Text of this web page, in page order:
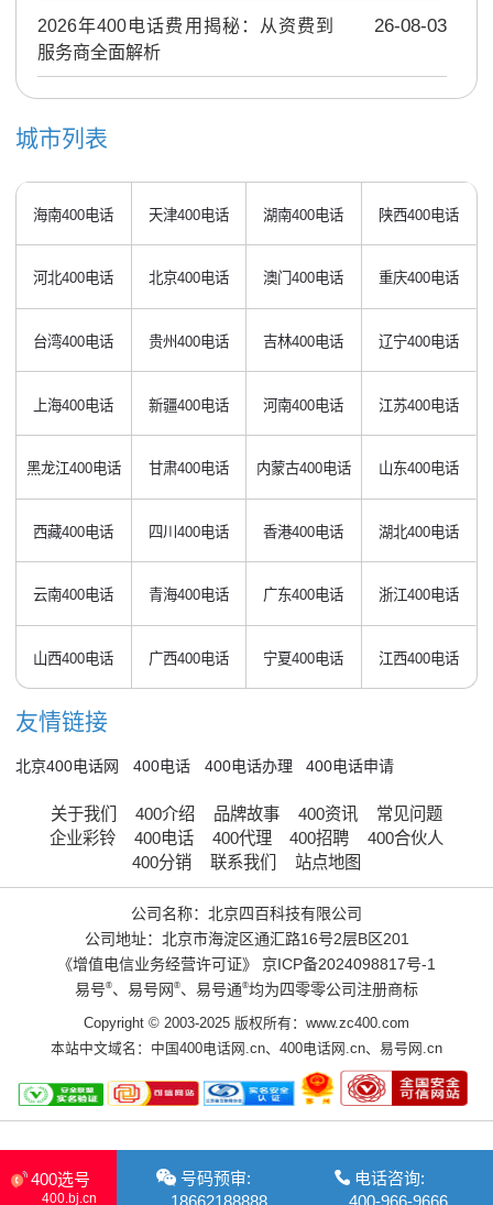
2026年400电话费用揭秘：从资费到
服务商全面解析
26-08-03
城市列表
海南400电话 天津400电话 湖南400电话 陕西400电话
河北400电话 北京400电话 澳门400电话 重庆400电话
台湾400电话 贵州400电话 吉林400电话 辽宁400电话
上海400电话 新疆400电话 河南400电话 江苏400电话
黑龙江400电话 甘肃400电话 内蒙古400电话 山东400电话
西藏400电话 四川400电话 香港400电话 湖北400电话
云南400电话 青海400电话 广东400电话 浙江400电话
山西400电话 广西400电话 宁夏400电话 江西400电话
友情链接
北京400电话网 400电话 400电话办理 400电话申请
关于我们 400介绍 品牌故事 400资讯
常见问题
企业彩铃
400电话 400代理 400招聘
400合伙人
400分销
联系我们 站点地图
公司名称：北京四百科技有限公司
公司地址：北京市海淀区通汇路16号2层B区201
《增值电信业务经营许可证》
京ICP备2024098817号-1
易号®、易号网 ®、易号通®均为四零零公司注册商标
Copyright © 2003-2025 版权所有：www.zc400.com
本站中文域名： 中国400电话网.cn、 400电话网.cn、 易号网.cn
400选号
400.bj.cn
号码预审:
18662188888
电话咨询:
400-966-9666